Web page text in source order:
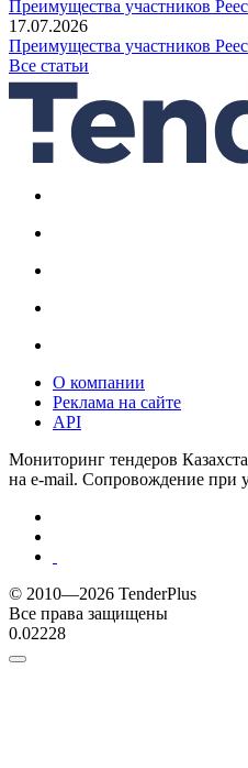
Преимущества участников
17.07.2026
Преимущества участников
Все статьи
О компании
Реклама на сайте
API
Мониторинг тендеров
на e-mail. Сопровождение при
© 2010—2026 TenderPlus
Все права защищены
0.02228